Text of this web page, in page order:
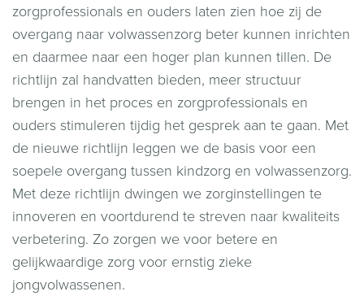
zorgprofessionals en ouders laten zien hoe zij de
overgang naar volwassenzorg beter kunnen inrichten
en daarmee naar een hoger plan kunnen tillen. De
richtlijn zal handvatten bieden, meer structuur
brengen in het proces en zorgprofessionals en
ouders stimuleren tijdig het gesprek aan te gaan. Met
de nieuwe richtlijn leggen we de basis voor een
soepele overgang tussen kindzorg en volwassenzorg.
Met deze richtlijn dwingen we zorginstellingen te
innoveren en voortdurend te streven naar kwaliteits
verbetering. Zo zorgen we voor betere en
gelijkwaardige zorg voor ernstig zieke
jongvolwassenen.